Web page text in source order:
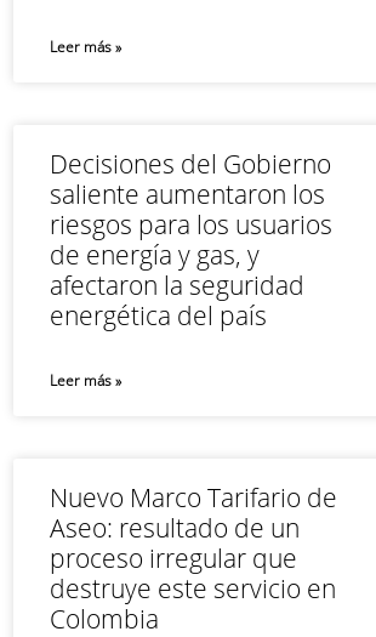
Leer más »
Decisiones del Gobierno
saliente aumentaron los
riesgos para los usuarios
de energía y gas, y
afectaron la seguridad
energética del país
Leer más »
Nuevo Marco Tarifario de
Aseo: resultado de un
proceso irregular que
destruye este servicio en
Colombia